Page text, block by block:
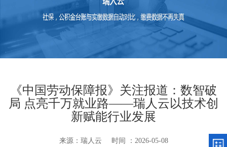
《中国劳动保障报》关注报道：数智破
局 点亮千万就业路——瑞人云以技术创
新赋能行业发展
来源：瑞人云 时间 ：2026-05-08